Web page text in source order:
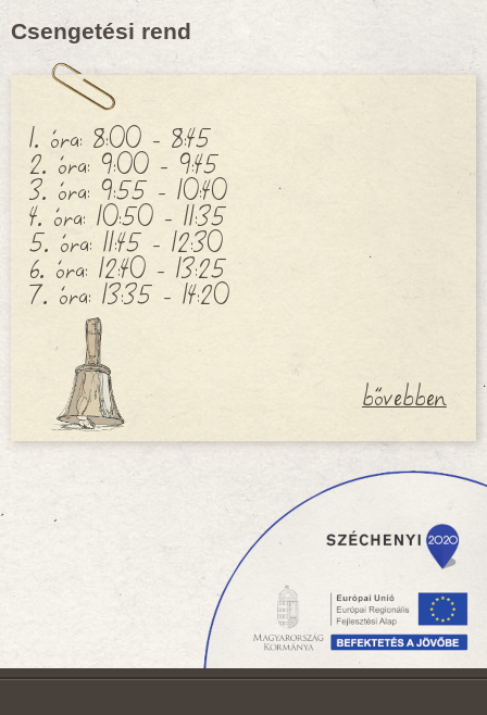
Csengetési rend
1. óra: 8:00 - 8:45
2. óra: 9:00 - 9:45
3. óra: 9:55 - 10:40
4. óra: 10:50 - 11:35
5. óra: 11:45 - 12:30
6. óra: 12:40 - 13:25
7. óra: 13:35 - 14:20
bővebben